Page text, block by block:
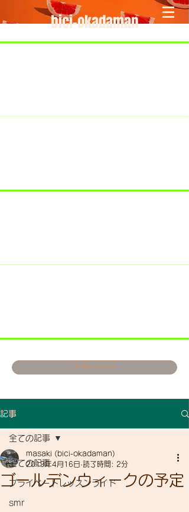
bici-okadaman
お問い合わせ
記事
全ての記事
プライベートレッスンライド
smr
全ての記事
ゴールデンウィークの予定
masaki (bici-okadaman)
2019年4月16日 読了時間: 2分